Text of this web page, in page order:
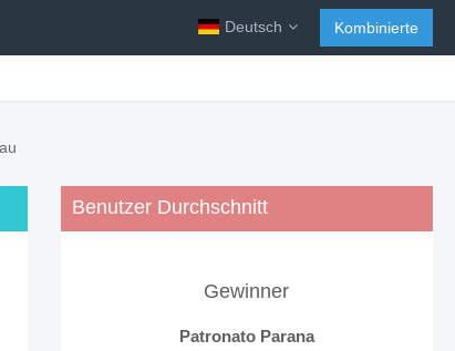
Deutsch Kombinierte
Benutzer Durchschnitt
Gewinner
Patronato Parana